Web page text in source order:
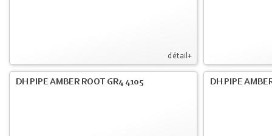
détail+
DH PIPE AMBER ROOT GR4 4105 DH PIPE